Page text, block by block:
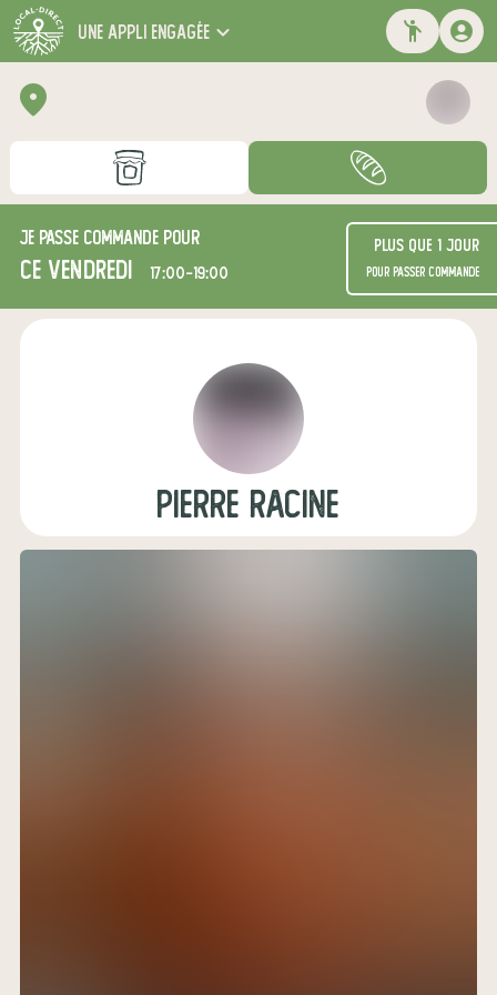
une appli engagée
Je passe commande pour
ce vendredi 17:00-19:00
Plus que 1 jour
pour passer commande
pierre racine